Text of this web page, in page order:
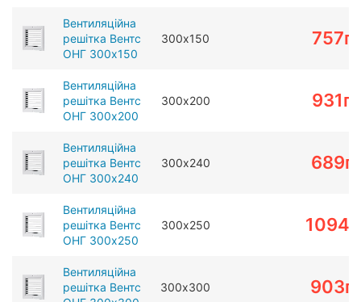
Вентиляційна
решітка Вентс
ОНГ 300х150
300х150 757
Вентиляційна
решітка Вентс
ОНГ 300х200
300х200 931
Вентиляційна
решітка Вентс
ОНГ 300х240
300х240 689
Вентиляційна
решітка Вентс
ОНГ 300х250
300х250 1094
Вентиляційна
решітка Вентс
300х300 903